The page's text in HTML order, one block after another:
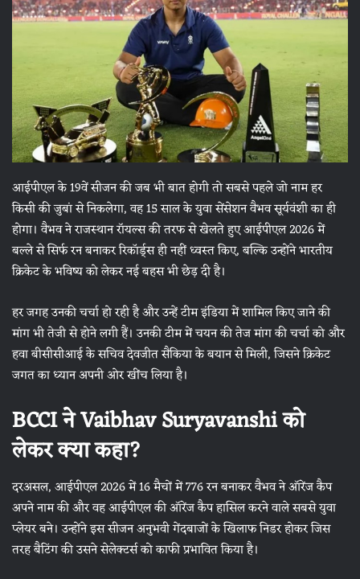
आईपीएल के 19वें सीजन की जब भी बात होगी तो सबसे पहले जो नाम हर
किसी की जुबां से निकलेगा, वह 15 साल के युवा सेंसेशन वैभव सूर्यवंशी का ही
होगा। वैभव ने राजस्थान रॉयल्स की तरफ से खेलते हुए आईपीएल 2026 में
बल्ले से सिर्फ रन बनाकर रिकॉर्ड्स ही नहीं ध्वस्त किए, बल्कि उन्होंने भारतीय
क्रिकेट के भविष्य को लेकर नई बहस भी छेड़ दी है।
हर जगह उनकी चर्चा हो रही है और उन्हें टीम इंडिया में शामिल किए जाने की
मांग भी तेजी से होने लगी हैं। उनकी टीम में चयन की तेज मांग की चर्चा को और
हवा बीसीसीआई के सचिव देवजीत सैकिया के बयान से मिली, जिसने क्रिकेट
जगत का ध्यान अपनी ओर खींच लिया है।
BCCI ने Vaibhav Suryavanshi को
लेकर क्या कहा?
दरअसल, आईपीएल 2026 में 16 मैचों में 776 रन बनाकर वैभव ने ऑरेंज कैप
अपने नाम की और वह आईपीएल की ऑरेंज कैप हासिल करने वाले सबसे युवा
प्लेयर बने। उन्होंने इस सीजन अनुभवी गेंदबाजों के खिलाफ निडर होकर जिस
तरह बैटिंग की उसने सेलेक्टर्स को काफी प्रभावित किया है।